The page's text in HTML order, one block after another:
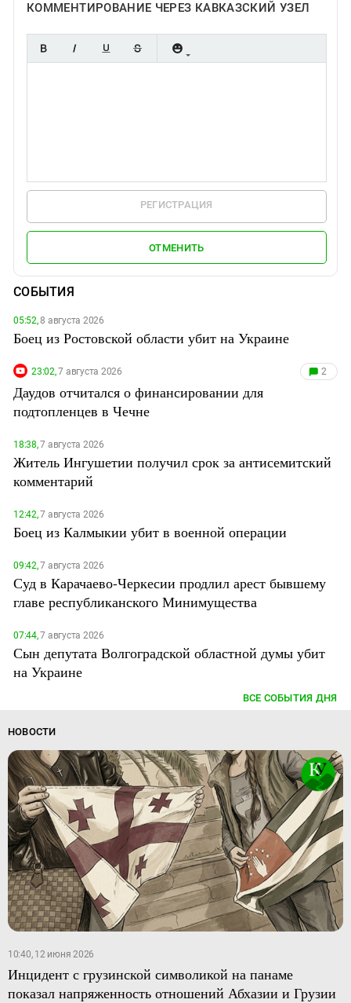
КОММЕНТИРОВАНИЕ ЧЕРЕЗ КАВКАЗСКИЙ УЗЕЛ
РЕГИСТРАЦИЯ
ОТМЕНИТЬ
СОБЫТИЯ
05:52,8 августа 2026
Боец из Ростовской области убит на Украине
23:02,7 августа 2026 2
Даудов отчитался о финансировании для
подтопленцев в Чечне
18:38,7 августа 2026
Житель Ингушетии получил срок за антисемитский
комментарий
12:42,7 августа 2026
Боец из Калмыкии убит в военной операции
09:42,7 августа 2026
Суд в Карачаево-Черкесии продлил арест бывшему
главе республиканского Минимущества
07:44,7 августа 2026
Сын депутата Волгоградской областной думы убит
на Украине
ВСЕ СОБЫТИЯ ДНЯ
НОВОСТИ
10:40, 12 июня 2026
Инцидент с грузинской символикой на панаме
показал напряженность отношений Абхазии и Грузии